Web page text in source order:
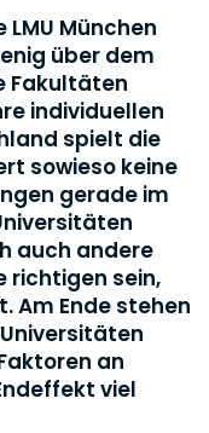
LMU München
über dem
Fakultäten
individuellen
spielt die
sowieso keine
gerade im
auch andere
richtigen sein,
Am Ende stehen
an
viel